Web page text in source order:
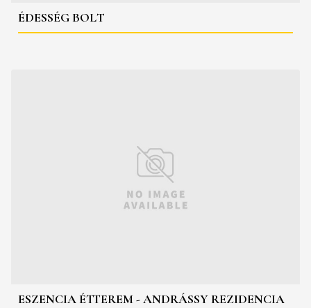
ÉDESSÉG BOLT
ESZENCIA ÉTTEREM - ANDRÁSSY REZIDENCIA